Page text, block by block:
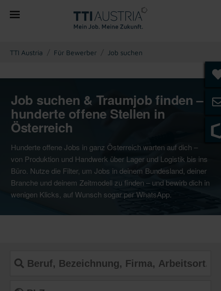
You are here:
TTI Austria Für Bewerber Job suchen
Job suchen & Traumjob finden –
hunderte offene Stellen in
Österreich
Hunderte offene Jobs in ganz Österreich warten auf dich –
von Produktion und Handwerk über Lager und Logistik bis ins
Büro. Nutze die Filter, um Jobs in deinem Bundesland, deiner
Branche und deinem Zeitmodell zu finden – und bewirb dich in
wenigen Klicks, auf Wunsch sogar per WhatsApp.